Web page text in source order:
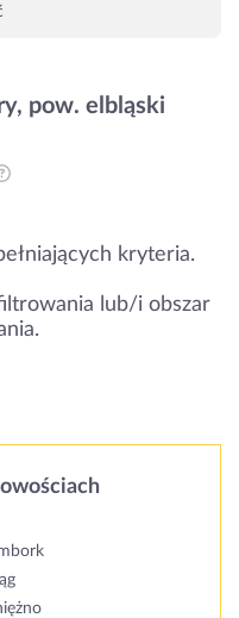
pow. elbląski
kryteria.
lub/i obszar